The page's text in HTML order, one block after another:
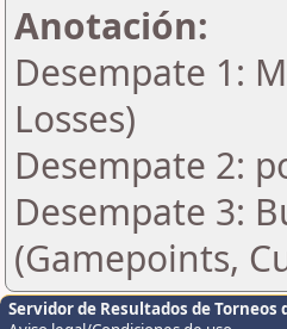
Anotación:
Desempate 1:
Losses)
Desempate 2:
Desempate 3:
(Gamepoints,
Servidor de Resultados de Torneos